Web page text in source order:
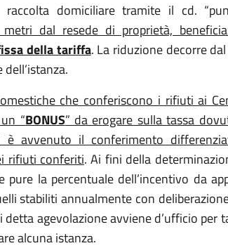
domiciliare tramite il cd.
dal resede di proprietà,
della tariffa. La riduzione decorre
che conferiscono i rifiuti ai
“BONUS” da erogare sulla tassa
è avvenuto il conferimento
rifiuti conferiti. Ai fini della
la percentuale dell’incentivo da
stabiliti annualmente con
detta agevolazione avviene d’ufficio per
alcuna istanza.